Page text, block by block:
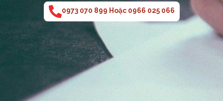
0973 070 899 Hoặc 0966 025 066